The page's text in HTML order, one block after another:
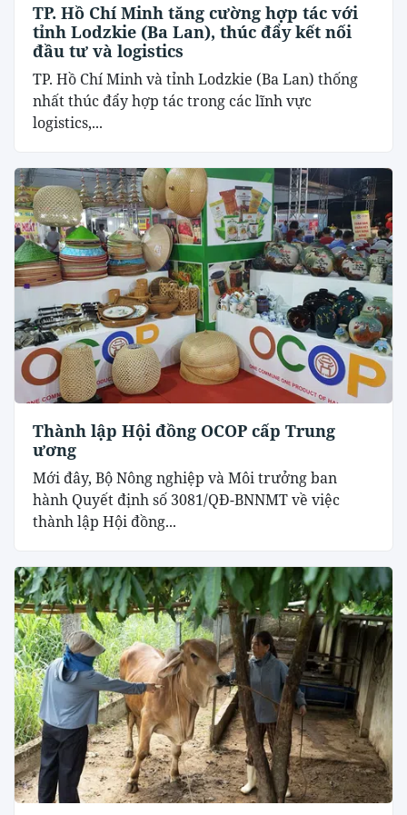
TP. Hồ Chí Minh tăng cường hợp tác với
tỉnh Lodzkie (Ba Lan), thúc đẩy kết nối
đầu tư và logistics
TP. Hồ Chí Minh và tỉnh Lodzkie (Ba Lan) thống
nhất thúc đẩy hợp tác trong các lĩnh vực
logistics,...
Thành lập Hội đồng OCOP cấp Trung
ương
Mới đây, Bộ Nông nghiệp và Môi trưởng ban
hành Quyết định số 3081/QĐ-BNNMT về việc
thành lập Hội đồng...